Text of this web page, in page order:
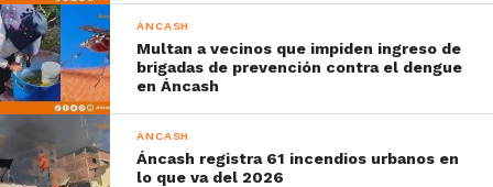
ÁNCASH
Multan a vecinos que impiden ingreso de
brigadas de prevención contra el dengue
en Áncash
ÁNCASH
Áncash registra 61 incendios urbanos en
lo que va del 2026